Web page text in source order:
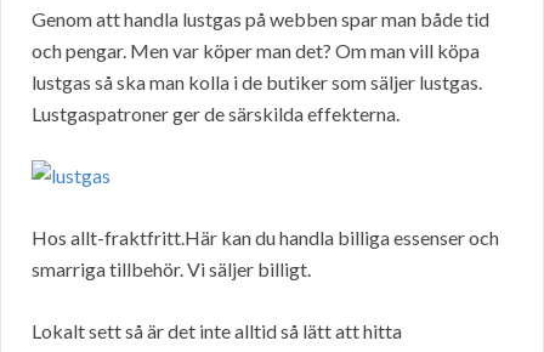
Genom att handla lustgas på webben spar man både tid
och pengar. Men var köper man det? Om man vill köpa
lustgas så ska man kolla i de butiker som säljer lustgas.
Lustgaspatroner ger de särskilda effekterna.
Hos allt-fraktfritt.Här kan du handla billiga essenser och
smarriga tillbehör. Vi säljer billigt.
Lokalt sett så är det inte alltid så lätt att hitta